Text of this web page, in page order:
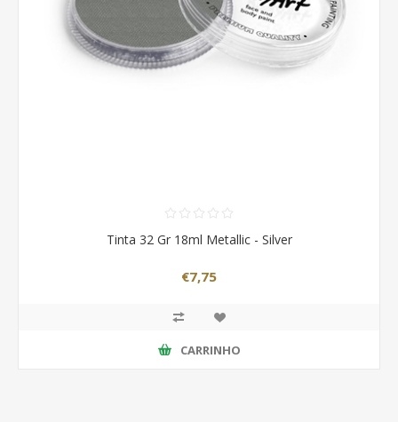
Tinta 32 Gr 18ml Metallic - Silver
€7,75
CARRINHO